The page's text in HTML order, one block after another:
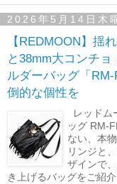
2026年5月14日木
【REDMOON】揺
と38mm大コンチョ
ルダーバッグ「
倒的な個性を
レッドム
ッグ RM-
ない、本
リンジと
ザインで
き上げるバッグをご紹